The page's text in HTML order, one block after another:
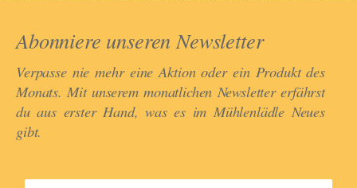
Abonniere unseren Newsletter​
Verpasse nie mehr eine Aktion oder ein Produkt des
Monats. Mit unserem monatlichen Newsletter erfährst
du aus erster Hand, was es im Mühlenlädle Neues
gibt.​